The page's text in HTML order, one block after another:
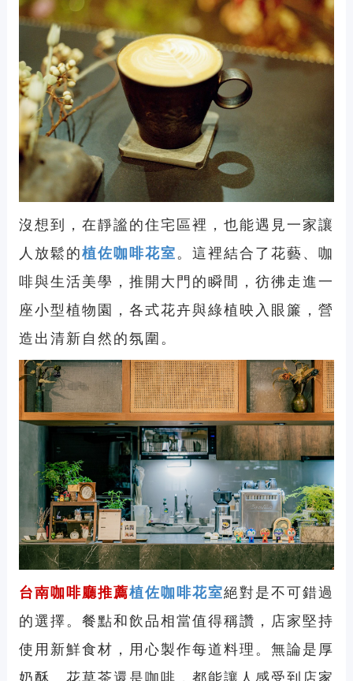
沒想到，在靜謐的住宅區裡，也能遇見一家讓
人放鬆的植佐咖啡花室。這裡結合了花藝、咖
啡與生活美學，推開大門的瞬間，彷彿走進一
座小型植物園，各式花卉與綠植映入眼簾，營
造出清新自然的氛圍。
台南咖啡廳推薦植佐咖啡花室絕對是不可錯過
的選擇。餐點和飲品相當值得稱讚，店家堅持
使用新鮮食材，用心製作每道料理。無論是厚